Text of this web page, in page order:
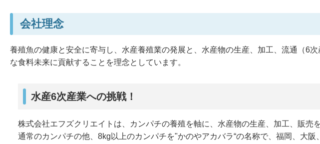
会社理念
養殖魚の健康と安全に寄与し、水産養殖業の発展と、水産物の生産、加工、流通（6
な食料未来に貢献することを理念としています。
水産6次産業への挑戦！
株式会社エフズクリエイトは、カンパチの養殖を軸に、水産物の生産、加工、販売
通常のカンパチの他、8kg以上のカンパチを"かのやアカバラ“の名称で、福岡、大